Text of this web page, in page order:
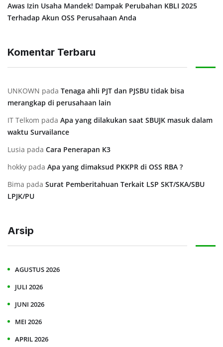
Awas Izin Usaha Mandek! Dampak Perubahan KBLI 2025
Terhadap Akun OSS Perusahaan Anda
Komentar Terbaru
UNKOWN pada ⁠Tenaga ahli PJT dan PJSBU tidak bisa
merangkap di perusahaan lain
IT Telkom pada Apa yang dilakukan saat SBUJK masuk dalam
waktu Survailance
Lusia pada ⁠Cara Penerapan K3
hokky pada Apa yang dimaksud PKKPR di OSS RBA ?
Bima pada Surat Pemberitahuan Terkait LSP SKT/SKA/SBU
LPJK/PU
Arsip
AGUSTUS 2026
JULI 2026
JUNI 2026
MEI 2026
APRIL 2026